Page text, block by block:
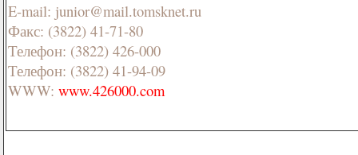
E-mail: junior@mail.tomsknet.ru
Факс: (3822) 41-71-80
Телефон: (3822) 426-000
Телефон: (3822) 41-94-09
WWW: www.426000.com